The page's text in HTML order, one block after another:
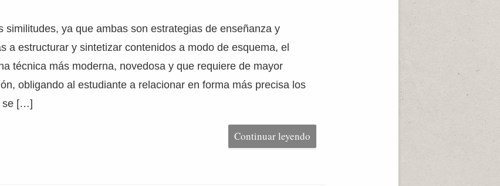
similitudes, ya que ambas son estrategias de enseñanza y
a estructurar y sintetizar contenidos a modo de esquema, el
técnica más moderna, novedosa y que requiere de mayor
obligando al estudiante a relacionar en forma más precisa los
se […]
Continuar leyendo